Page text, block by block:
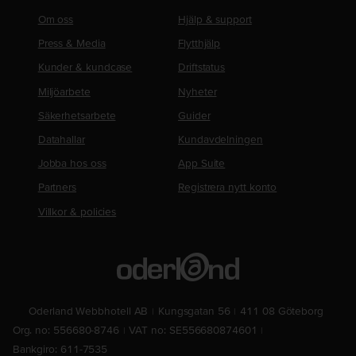
Om oss
Press & Media
Kunder & kundcase
Miljöarbete
Säkerhetsarbete
Datahallar
Jobba hos oss
Partners
Villkor & policies
Hjälp & support
Flytthjälp
Driftstatus
Nyheter
Guider
Kundavdelningen
App Suite
Registrera nytt konto
Oderland Webbhotell AB Kungsgatan 56
411 08 Göteborg
Org. no: 556680-8746
VAT no: SE556680874601
Bankgiro: 611-7535